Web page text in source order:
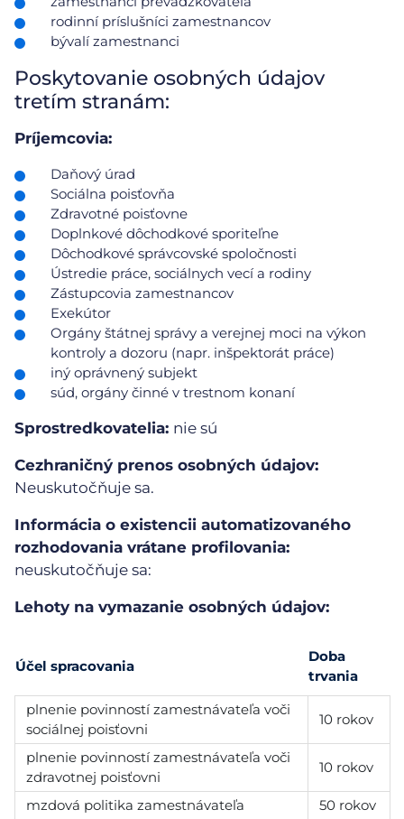
rodinní príslušníci zamestnancov
bývalí zamestnanci
Poskytovanie osobných údajov
tretím stranám:
Príjemcovia:
Daňový úrad
Sociálna poisťovňa
Zdravotné poisťovne
Doplnkové dôchodkové sporiteľne
Dôchodkové správcovské spoločnosti
Ústredie práce, sociálnych vecí a rodiny
Zástupcovia zamestnancov
Exekútor
Orgány štátnej správy a verejnej moci na výkon
kontroly a dozoru (napr. inšpektorát práce)
iný oprávnený subjekt
súd, orgány činné v trestnom konaní
Sprostredkovatelia: nie sú
Cezhraničný prenos osobných údajov:
Neuskutočňuje sa.
Informácia o existencii automatizovaného
rozhodovania vrátane profilovania:
neuskutočňuje sa:
Lehoty na vymazanie osobných údajov:
Účel spracovania
Doba
trvania
plnenie povinností zamestnávateľa voči
sociálnej poisťovni
10 rokov
plnenie povinností zamestnávateľa voči
zdravotnej poisťovni
10 rokov
mzdová politika zamestnávateľa 50 rokov